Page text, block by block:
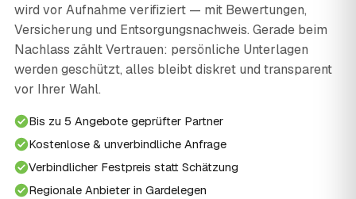
wird vor Aufnahme verifiziert — mit Bewertungen,
Versicherung und Entsorgungsnachweis. Gerade beim
Nachlass zählt Vertrauen: persönliche Unterlagen
werden geschützt, alles bleibt diskret und transparent
vor Ihrer Wahl.
Bis zu 5 Angebote geprüfter Partner
Kostenlose & unverbindliche Anfrage
Verbindlicher Festpreis statt Schätzung
Regionale Anbieter in Gardelegen